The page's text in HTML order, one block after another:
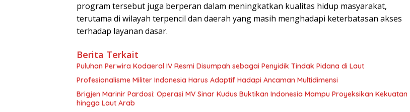
program tersebut juga berperan dalam meningkatkan kualitas hidup masyarakat,
terutama di wilayah terpencil dan daerah yang masih menghadapi keterbatasan akses
terhadap layanan dasar.
Berita Terkait
Puluhan Perwira Kodaeral IV Resmi Disumpah sebagai Penyidik Tindak Pidana di Laut
Profesionalisme Militer Indonesia Harus Adaptif Hadapi Ancaman Multidimensi
Brigjen Marinir Pardosi: Operasi MV Sinar Kudus Buktikan Indonesia Mampu Proyeksikan Kekuatan
hingga Laut Arab